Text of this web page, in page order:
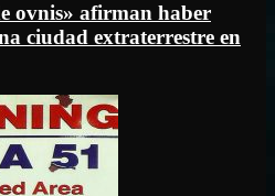
ovnis» afirman haber
ciudad extraterrestre en